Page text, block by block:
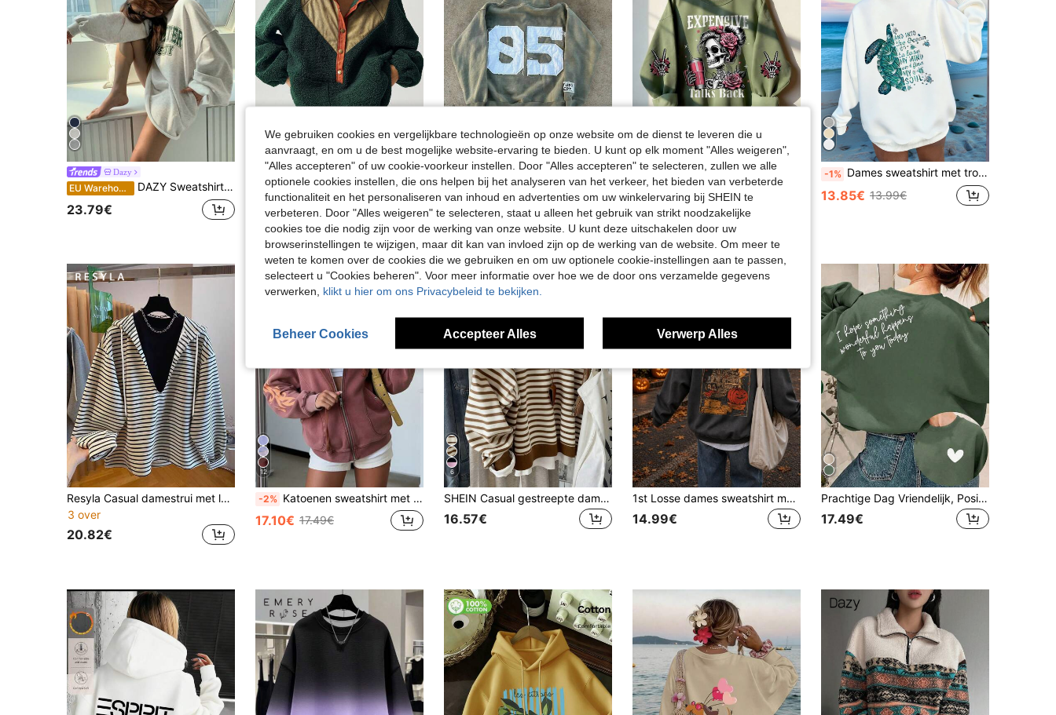
Dazy
EU Warehouse DAZY Sweatshirt met lange mouwen, grafische letters en afhangende schouders, herfstkleding
23.79€
Bohemela
Bohemela Vintage herfst/winter dames casual losse groene kleurblok patchwork hoge hals half knoop teddy sweatshirt, western country stijl concert vakantie, geschikt voor vakantie & dagelijks gebruik & terug naar school, Halloween, Kerstmis
31.49€
INAWLY Y2K Streetwear Sweatshirt met rits, verweerde digitale print, vintage Amerikaanse streetdance casual sweatshirt met rits, casual sweatshirtjasje met rits, Harajuku-stijl, sweatshirt met rits, Amerikaanse gothic rock, streetwear, casual, veelzijdig gebruik
5 over
24.49€
13.24€
-1% Dames sweatshirt met tropische print, casual regular fit, ronde hals, lange mouwen, herfst/winter top, stralende jeugdige energie, wit
13.85€ 13.99€
Resyla Casual damestrui met losse strepen en trekkoord, geschikt voor de herfst.
3 over
20.82€
12
-2% Katoenen sweatshirt met letterprint, plus size, ronde hals, losse pasvorm, vakantie, reizen, strand, casual, sportief, elegant
17.10€ 17.49€
6
SHEIN Casual gestreepte damestrui, modieus en veelzijdig, geschikt voor buiten, straatfotografie, terug naar school, lerarendag, gewone ronde halstrui
16.57€
1st Losse dames sweatshirt met pompoenpatroon, comfortabele pullover met lange mouwen, vintage grunge streetwear, geschikt voor herfst Halloween casual herfst
14.99€
Prachtige Dag Vriendelijk, Positieve Brief Grafische Schattige Dames Oversized Crew Neck Lange Mouw Casual Sweatshirt, Herfst/Winter
17.49€
We gebruiken cookies en vergelijkbare technologieën op onze website om de dienst te leveren die u
aanvraagt, en om u de best mogelijke website-ervaring te bieden. U kunt op elk moment "Alles weigeren",
"Alles accepteren" of uw cookie-voorkeur instellen. Door "Alles accepteren" te selecteren, zullen we alle
optionele cookies instellen, die ons helpen bij het analyseren van het verkeer, het bieden van verbeterde
functionaliteit en het personaliseren van inhoud en advertenties om uw winkelervaring bij SHEIN te
verbeteren. Door "Alles weigeren" te selecteren, staat u alleen het gebruik van strikt noodzakelijke
cookies toe die nodig zijn voor de werking van onze website. U kunt deze uitschakelen door uw
browserinstellingen te wijzigen, maar dit kan van invloed zijn op de werking van de website. Om meer te
weten te komen over de cookies die we gebruiken en om uw optionele cookie-instellingen aan te passen,
selecteert u "Cookies beheren". Voor meer informatie over hoe we de door ons verzamelde gegevens
verwerken, klikt u hier om ons Privacybeleid te bekijken.
Beheer Cookies Accepteer Alles Verwerp Alles